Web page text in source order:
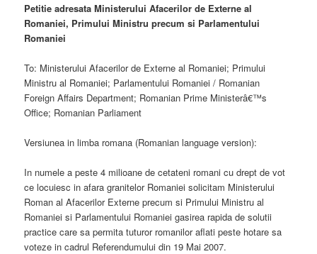
Petitie adresata Ministerului Afacerilor de Externe al
Romaniei, Primului Ministru precum si Parlamentului
Romaniei
To: Ministerului Afacerilor de Externe al Romaniei; Primului
Ministru al Romaniei; Parlamentului Romaniei / Romanian
Foreign Affairs Department; Romanian Prime Ministerâ€™s
Office; Romanian Parliament
Versiunea in limba romana (Romanian language version):
In numele a peste 4 milioane de cetateni romani cu drept de vot
ce locuiesc in afara granitelor Romaniei solicitam Ministerului
Roman al Afacerilor Externe precum si Primului Ministru al
Romaniei si Parlamentului Romaniei gasirea rapida de solutii
practice care sa permita tuturor romanilor aflati peste hotare sa
voteze in cadrul Referendumului din 19 Mai 2007.